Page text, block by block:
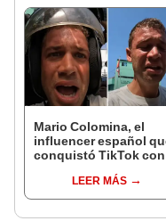
Mario Colomina, el
influencer español
conquistó TikTok con
"Mi amor nació por la
gastronomía"
LEER MÁS